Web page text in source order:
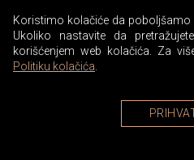
Koristimo kolačiće da poboljšamo
Ukoliko nastavite da
korišćenjem web kolačića. Za
Politiku kolačića